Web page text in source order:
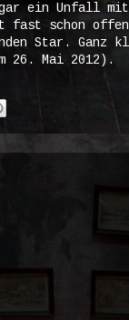
ein Unfall mit
fast schon
Star. Ganz
26. Mai 2012).